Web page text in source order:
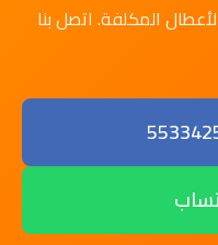
المكلفة. اتصل بنا